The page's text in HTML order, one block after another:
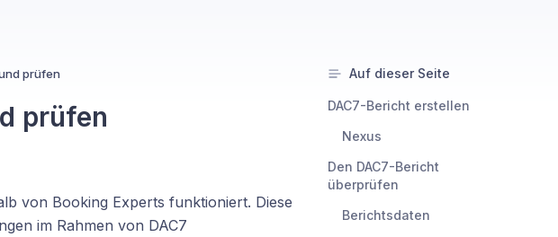
prüfen
prüfen
von Booking Experts funktioniert. Diese
im Rahmen von DAC7
Auf dieser Seite
DAC7-Bericht erstellen
Nexus
Den DAC7-Bericht
überprüfen
Berichtsdaten